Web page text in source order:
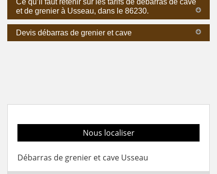
et de grenier à Usseau, dans le 86230.
Devis débarras de grenier et cave
Nous localiser
Débarras de grenier et cave Usseau